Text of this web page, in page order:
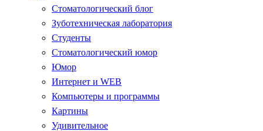
Стоматологический блог
Зуботехническая лаборатория
Студенты
Стоматологический юмор
Юмор
Интернет и WEB
Компьютеры и программы
Картины
Удивительное